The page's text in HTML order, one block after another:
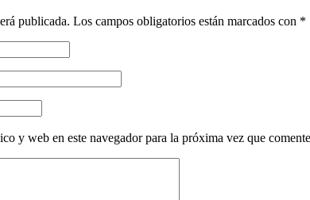
publicada. Los campos obligatorios están marcados con *
y web en este navegador para la próxima vez que